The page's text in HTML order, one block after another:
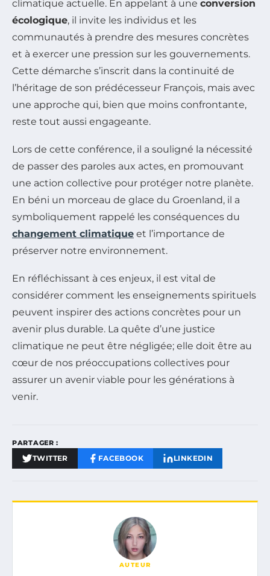
climatique actuelle. En appelant à une conversion
écologique, il invite les individus et les
communautés à prendre des mesures concrètes
et à exercer une pression sur les gouvernements.
Cette démarche s’inscrit dans la continuité de
l’héritage de son prédécesseur François, mais avec
une approche qui, bien que moins confrontante,
reste tout aussi engageante.
Lors de cette conférence, il a souligné la nécessité
de passer des paroles aux actes, en promouvant
une action collective pour protéger notre planète.
En béni un morceau de glace du Groenland, il a
symboliquement rappelé les conséquences du
changement climatique et l’importance de
préserver notre environnement.
En réfléchissant à ces enjeux, il est vital de
considérer comment les enseignements spirituels
peuvent inspirer des actions concrètes pour un
avenir plus durable. La quête d’une justice
climatique ne peut être négligée; elle doit être au
cœur de nos préoccupations collectives pour
assurer un avenir viable pour les générations à
venir.
PARTAGER :
TWITTER FACEBOOK LINKEDIN
AUTEUR